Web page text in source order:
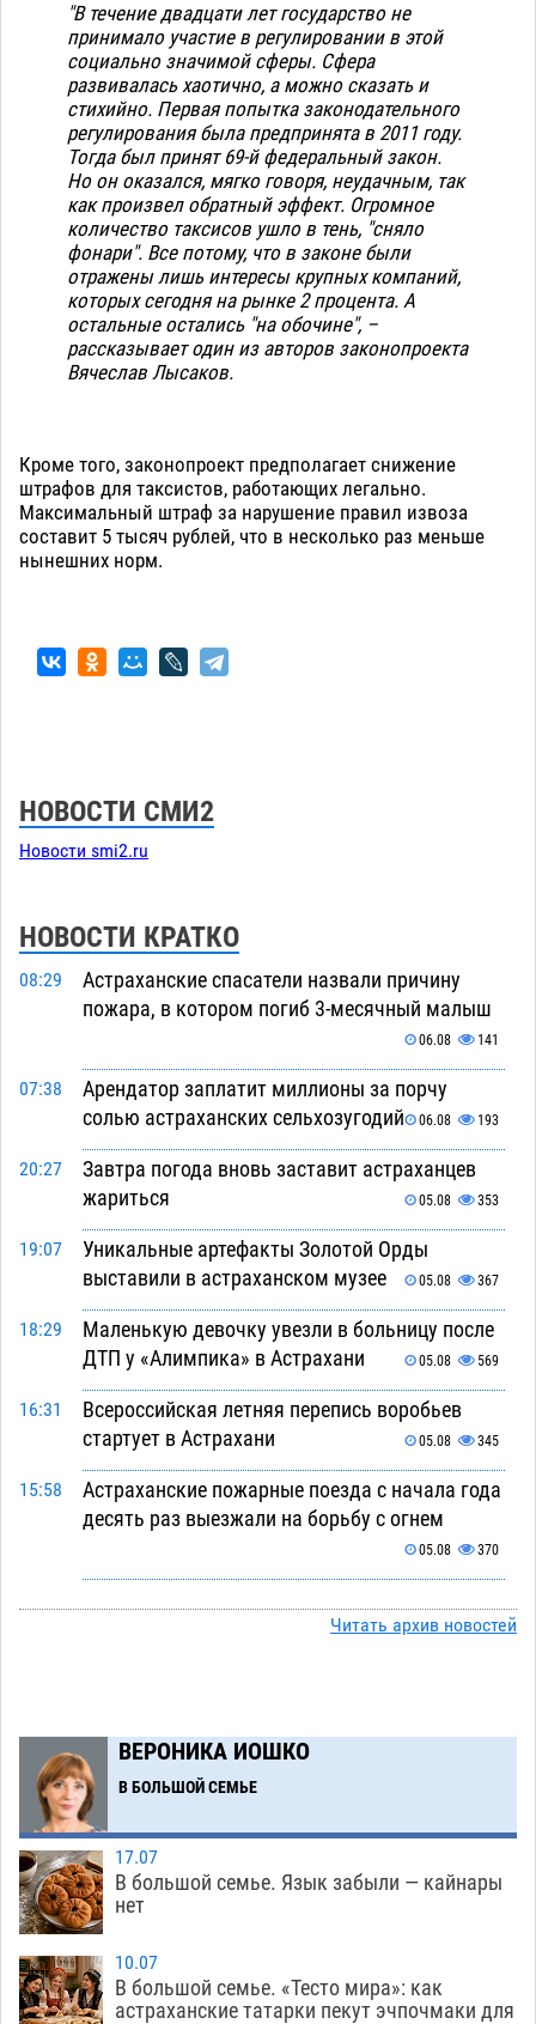
"В течение двадцати лет государство не
принимало участие в регулировании в этой
социально значимой сферы. Сфера
развивалась хаотично, а можно сказать и
стихийно. Первая попытка законодательного
регулирования была предпринята в 2011 году.
Тогда был принят 69-й федеральный закон.
Но он оказался, мягко говоря, неудачным, так
как произвел обратный эффект. Огромное
количество таксисов ушло в тень, "сняло
фонари". Все потому, что в законе были
отражены лишь интересы крупных компаний,
которых сегодня на рынке 2 процента. А
остальные остались "на обочине", –
рассказывает один из авторов законопроекта
Вячеслав Лысаков.
Кроме того, законопроект предполагает снижение
штрафов для таксистов, работающих легально.
Максимальный штраф за нарушение правил извоза
составит 5 тысяч рублей, что в несколько раз меньше
нынешних норм.
НОВОСТИ СМИ2
Новости smi2.ru
НОВОСТИ КРАТКО
08:29
Астраханские спасатели назвали причину
пожара, в котором погиб 3-месячный малыш
06.08 141
07:38
Арендатор заплатит миллионы за порчу
солью астраханских сельхозугодий
06.08 193
20:27
Завтра погода вновь заставит астраханцев
жариться
05.08 353
19:07
Уникальные артефакты Золотой Орды
выставили в астраханском музее
05.08 367
18:29
Маленькую девочку увезли в больницу после
ДТП у «Алимпика» в Астрахани
05.08 569
16:31
Всероссийская летняя перепись воробьев
стартует в Астрахани
05.08 345
15:58
Астраханские пожарные поезда с начала года
десять раз выезжали на борьбу с огнем
05.08 370
05.08 557
14:00
Тысяча четыреста астраханцев пересели на
электромобили
13:23
Глава крупного астраханского города
поставил жителей перед непростым выбором
1276
Астрахани
05.08
Читать архив новостей
ВЕРОНИКА ИОШКО
В БОЛЬШОЙ СЕМЬЕ
17.07
В большой семье. Язык забыли — кайнары
нет
10.07
В большой семье. «Тесто мира»: как
астраханские татарки пекут эчпочмаки для